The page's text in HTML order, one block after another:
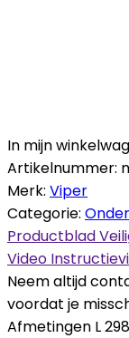
In mijn
Artikelnummer:
Merk: Viper
Categorie:
Productblad
Video
Neem altijd
voordat je
Afmetingen L